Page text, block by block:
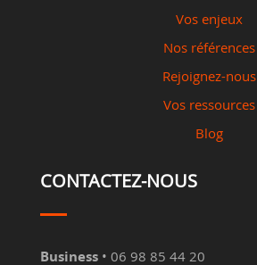
Vos enjeux
Nos références
Rejoignez-nous
Vos ressources
Blog
CONTACTEZ-NOUS
Business • 06 98 85 44 20